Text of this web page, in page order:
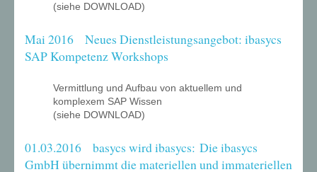
(siehe DOWNLOAD)
Mai 2016 Neues Dienstleistungsangebot: ibasycs
SAP Kompetenz Workshops
Vermittlung und Aufbau von aktuellem und
komplexem SAP Wissen
(siehe DOWNLOAD)
01.03.2016 basycs wird ibasycs: Die ibasycs
GmbH übernimmt die materiellen und immateriellen